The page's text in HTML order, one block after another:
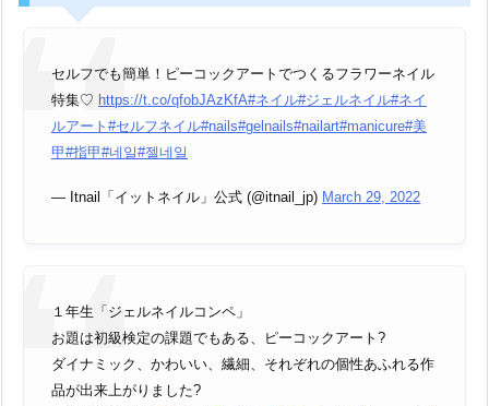
セルフでも簡単！ピーコックアートでつくるフラワーネイル
特集♡ https://t.co/qfobJAzKfA#ネイル#ジェルネイル#ネイ
ルアート #セルフネイル#nails#gelnails#nailart#manicure#美
甲#指甲#네일#젤네일
— Itnail「イットネイル」公式 (@itnail_jp) March 29, 2022
１年生「ジェルネイルコンペ」
お題は初級検定の課題でもある、ピーコックアート?
ダイナミック、かわいい、繊細、それぞれの個性あふれる作
品が出来上がりました?